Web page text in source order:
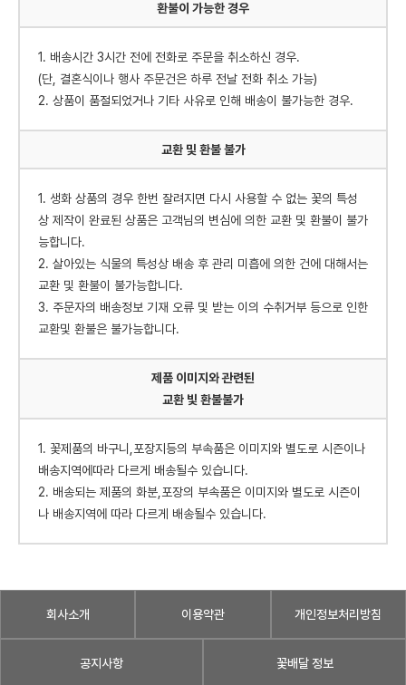
환불이 가능한 경우
1. 배송시간 3시간 전에 전화로 주문을 취소하신 경우.
(단, 결혼식이나 행사 주문건은 하루 전날 전화 취소 가능)
2. 상품이 품절되었거나 기타 사유로 인해 배송이 불가능한 경우.
교환 및 환불 불가
1. 생화 상품의 경우 한번 잘려지면 다시 사용할 수 없는 꽃의 특성
상 제작이 완료된 상품은 고객님의 변심에 의한 교환 및 환불이 불가
능합니다.
2. 살아있는 식물의 특성상 배송 후 관리 미흡에 의한 건에 대해서는
교환 및 환불이 불가능합니다.
3. 주문자의 배송정보 기재 오류 및 받는 이의 수취거부 등으로 인한
교환및 환불은 불가능합니다.
제품 이미지와 관련된
교환 빛 환불불가
1. 꽃제품의 바구니,포장지등의 부속품은 이미지와 별도로 시즌이나
배송지역에따라 다르게 배송될수 있습니다.
2. 배송되는 제품의 화분,포장의 부속품은 이미지와 별도로 시즌이
나 배송지역에 따라 다르게 배송될수 있습니다.
회사소개 이용약관 개인정보처리방침
공지사항 꽃배달 정보